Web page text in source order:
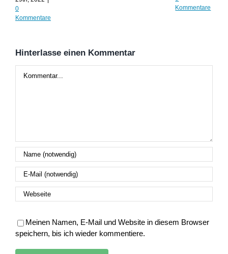
0
Kommentare
Kommentare
Hinterlasse einen Kommentar
Meinen Namen, E-Mail und Website in diesem Browser
speichern, bis ich wieder kommentiere.